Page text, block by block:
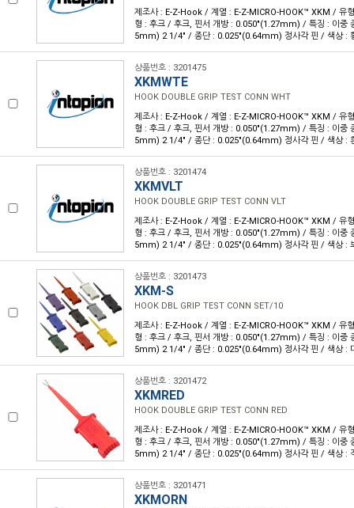
제조사 : E-Z-Hook / 계열 : E-Z-MICRO-HOOK™ XKM / 유
형 : 후크 / 후크, 핀서 개방 : 0.050"(1.27mm) / 특징 : 이중
5mm) 2 1/4" / 종단 : 0.025"(0.64mm) 정사각 핀 / 색상 :
상품번호 : 3201475
XKMWTE
HOOK DOUBLE GRIP TEST CONN WHT
제조사 : E-Z-Hook / 계열 : E-Z-MICRO-HOOK™ XKM / 유
형 : 후크 / 후크, 핀서 개방 : 0.050"(1.27mm) / 특징 : 이중
5mm) 2 1/4" / 종단 : 0.025"(0.64mm) 정사각 핀 / 색상 :
상품번호 : 3201474
XKMVLT
HOOK DOUBLE GRIP TEST CONN VLT
제조사 : E-Z-Hook / 계열 : E-Z-MICRO-HOOK™ XKM / 유
형 : 후크 / 후크, 핀서 개방 : 0.050"(1.27mm) / 특징 : 이중
5mm) 2 1/4" / 종단 : 0.025"(0.64mm) 정사각 핀 / 색상 :
상품번호 : 3201473
XKM-S
HOOK DBL GRIP TEST CONN SET/10
제조사 : E-Z-Hook / 계열 : E-Z-MICRO-HOOK™ XKM / 유
형 : 후크 / 후크, 핀서 개방 : 0.050"(1.27mm) / 특징 : 이중
5mm) 2 1/4" / 종단 : 0.025"(0.64mm) 정사각 핀 / 색상 :
상품번호 : 3201472
XKMRED
HOOK DOUBLE GRIP TEST CONN RED
제조사 : E-Z-Hook / 계열 : E-Z-MICRO-HOOK™ XKM / 유
형 : 후크 / 후크, 핀서 개방 : 0.050"(1.27mm) / 특징 : 이중
5mm) 2 1/4" / 종단 : 0.025"(0.64mm) 정사각 핀 / 색상 :
상품번호 : 3201471
XKMORN